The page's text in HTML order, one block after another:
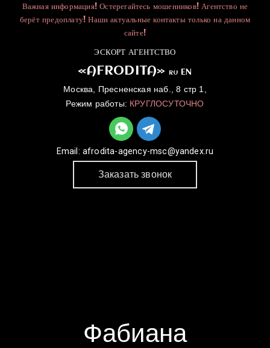
Важная информация! Остерегайтесь мошенников! Агентство не
берёт предоплату! Наши актуальные контакты только на данном
сайте!
ЭСКОРТ АГЕНТСТВО
«AFRODITA» RU EN
Москва, Пресненская наб., 8 стр 1,
Режим работы: КРУГЛОСУТОЧНО
Email: afrodita-agency-msc@yandex.ru
Заказать звонок
Фабиана